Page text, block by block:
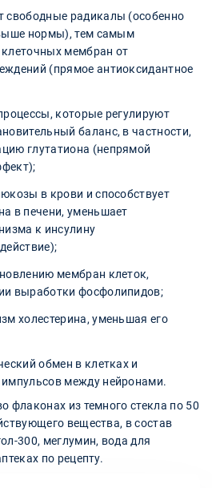
свободные радикалы (особенно
нормы), тем самым
мембран от
(прямое антиоксидантное
которые регулируют
баланс, в частности,
глутатиона (непрямой
в крови и способствует
в печени, уменьшает
к инсулину
мембран клеток,
выработки фосфолипидов;
холестерина, уменьшая его
обмен в клетках и
между нейронами.
флаконах из темного стекла по 50
вещества, в состав
300, меглумин, вода для
по рецепту.